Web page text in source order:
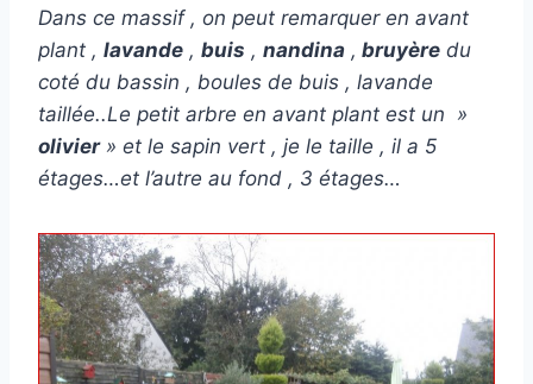
Dans ce massif , on peut remarquer en avant
plant , lavande , buis , nandina , bruyère du
coté du bassin , boules de buis , lavande
taillée..Le petit arbre en avant plant est un »
olivier» et le sapin vert , je le taille , il a 5
étages…et l’autre au fond , 3 étages…